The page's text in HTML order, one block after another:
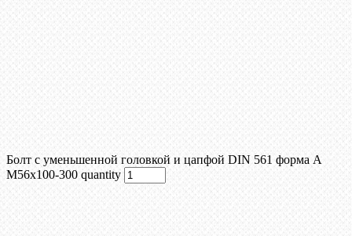
Болт с уменьшенной головкой и цапфой DIN 561 форма А
М56х100-300 quantity